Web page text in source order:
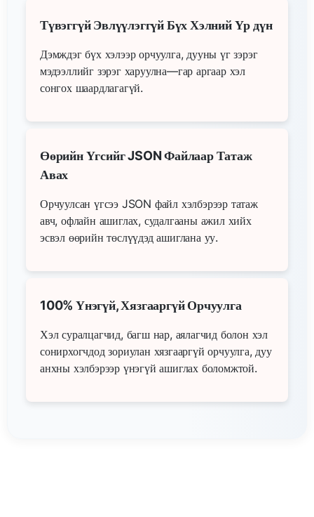
Түвэггүй Эвлүүлэггүй Бүх Хэлний Үр дүн
Дэмждэг бүх хэлээр орчуулга, дууны үг зэрэг
мэдээллийг зэрэг харуулна—гар аргаар хэл
сонгох шаардлагагүй.
Өөрийн Үгсийг JSON Файлаар Татаж
Авах
Орчуулсан үгсээ JSON файл хэлбэрээр татаж
авч, офлайн ашиглах, судалгааны ажил хийх
эсвэл өөрийн төслүүдэд ашиглана уу.
100% Үнэгүй, Хязгааргүй Орчуулга
Хэл суралцагчид, багш нар, аялагчид болон хэл
сонирхогчдод зориулан хязгааргүй орчуулга, дуу
анхны хэлбэрээр үнэгүй ашиглах боломжтой.